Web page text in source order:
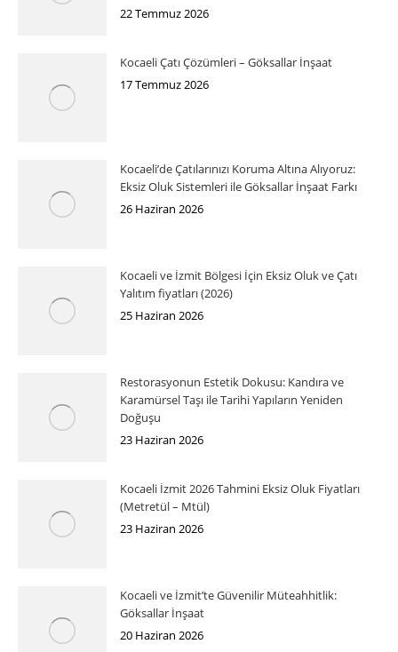
22 Temmuz 2026
Kocaeli Çatı Çözümleri – Göksallar İnşaat
17 Temmuz 2026
Kocaeli’de Çatılarınızı Koruma Altına Alıyoruz:
Eksiz Oluk Sistemleri ile Göksallar İnşaat Farkı
26 Haziran 2026
Kocaeli ve İzmit Bölgesi İçin Eksiz Oluk ve Çatı
Yalıtım fiyatları (2026)
25 Haziran 2026
Restorasyonun Estetik Dokusu: Kandıra ve
Karamürsel Taşı ile Tarihi Yapıların Yeniden
Doğuşu
23 Haziran 2026
Kocaeli İzmit 2026 Tahmini Eksiz Oluk Fiyatları
(Metretül – Mtül)
23 Haziran 2026
Kocaeli ve İzmit’te Güvenilir Müteahhitlik:
Göksallar İnşaat
20 Haziran 2026